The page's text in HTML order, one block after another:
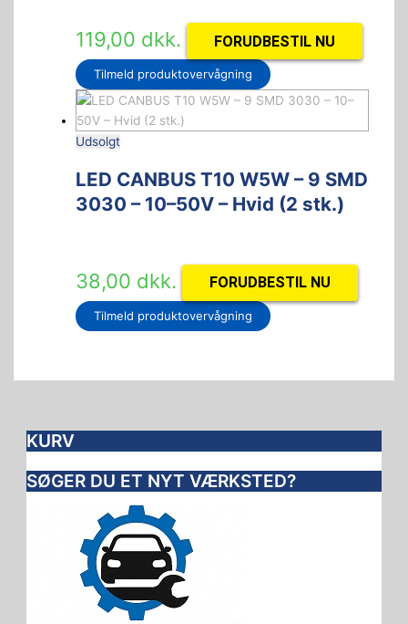
119,00 dkk. FORUDBESTIL NU
Tilmeld produktovervågning
Udsolgt
LED CANBUS T10 W5W – 9 SMD
3030 – 10–50V – Hvid (2 stk.)
38,00 dkk. FORUDBESTIL NU
Tilmeld produktovervågning
KURV
SØGER DU ET NYT VÆRKSTED?